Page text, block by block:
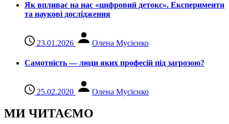
Як впливає на нас «цифровий детокс». Експерименти
та наукові дослідження
23.01.2026 Олена Мусієнко
Самотність — люди яких професій під загрозою?
25.02.2020 Олена Мусієнко
МИ ЧИТАЄМО